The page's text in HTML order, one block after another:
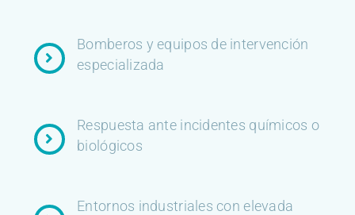
Bomberos y equipos de intervención
especializada
Respuesta ante incidentes químicos o
biológicos
Entornos industriales con elevada